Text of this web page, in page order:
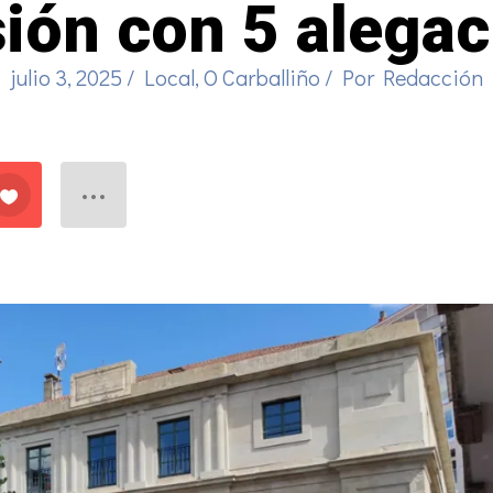
con 5
julio 3, 2025 / Local,O Carballiño / Por Redacción